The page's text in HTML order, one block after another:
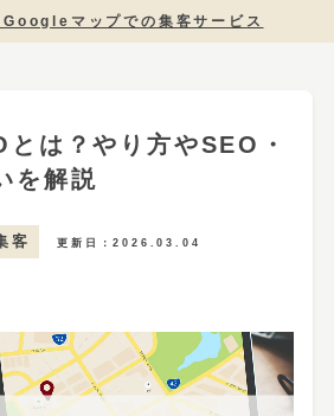
Googleマップでの集客サービス
とは？やり方やSEO・
を解説
客 更新日：2026.03.04